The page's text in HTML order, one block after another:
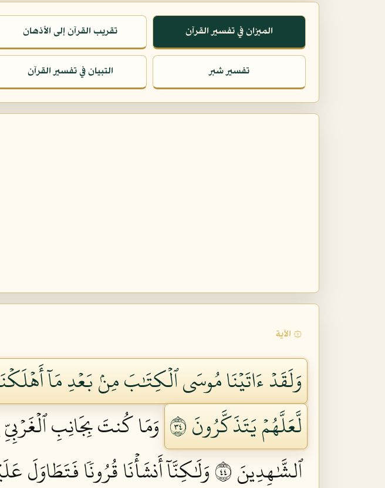
الميزان في تفسير القرآن تقريب القرآن إلى الأذهان
تفسير شبر التبيان في تفسير القرآن
۞ الآية
وَلَقَدۡ ءَاتَيۡنَا مُوسَى ٱلۡكِتَٰبَ مِنۢ بَعۡدِ مَآ
لَّعَلَّهُمۡ يَتَذَكَّرُونَ ٤٣
وَمَا كُنتَ بِجَانِبِ
ٱلشَّٰهِدِينَ ٤٤
وَلَٰكِنَّآ أَنشَأۡنَا قُرُونٗا فَتَطَاوَلَ